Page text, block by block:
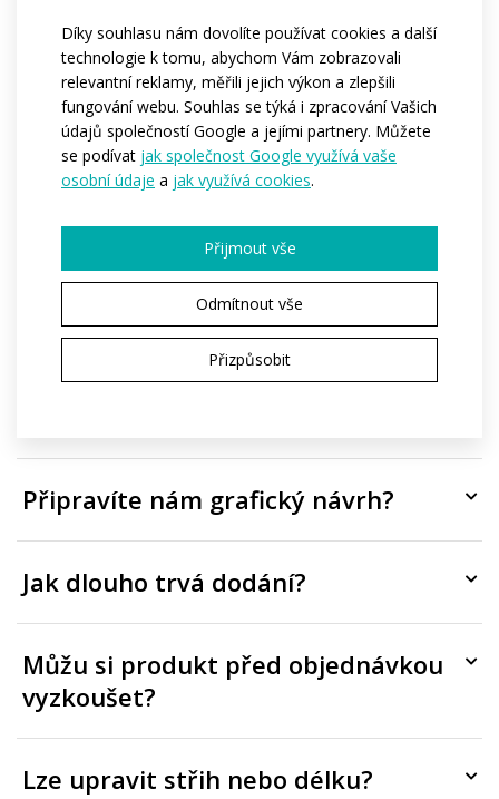
Díky souhlasu nám dovolíte používat cookies a další
technologie k tomu, abychom Vám zobrazovali
relevantní reklamy, měřili jejich výkon a zlepšili
fungování webu. Souhlas se týká i zpracování Vašich
údajů společností Google a jejími partnery. Můžete
se podívat jak společnost Google využívá vaše
osobní údaje a jak využívá cookies.
Přijmout vše
Odmítnout vše
Přizpůsobit
Které části produktu mohou být
potištěné?
Je potisk zahrnutý v ceně, nebo se
účtuje zvlášť?
Mohu mít jiný design než ten na
Mohu si vybrat vlastní barvy, vzory a
Připravíte nám grafický návrh?
Jak dlouho trvá dodání?
Můžu si produkt před objednávkou
vyzkoušet?
Lze upravit střih nebo délku?